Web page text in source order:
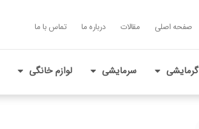
صفحه اصلی مقالات درباره ما تماس با ما
گرمایشی سرمایشی لوازم خانگی